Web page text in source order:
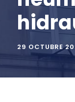
29 OCTUBRE